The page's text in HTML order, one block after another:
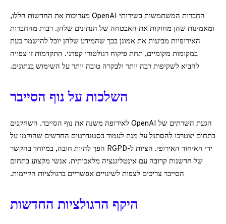
החברות המשתמשות בשירותי OpenAI מעריכות את החדשות הללו,
ומאמינות שהן מחזקות את האבטחה של הנתונים שלהן. רבות מהחברות
האירופיות מביעות את אמונן בכך שהמידע שלהן יוכל להישמר כעת
במקומות מקומיים, תחת פיקוח רגולטורי קפדני. התקדמות זו צפויה
להביא לשקיפות רבה יותר ולבקרה טובה יותר על השימוש בנתונים.
השלכות על נוף הסייבר
הגעת השרתים של OpenAI לאירופה משנה את נוף הסייבר. השחקנים
בתחום יצטרכו להסתגל על מנת לעמוד בסטנדרטים החדשים שהוקמו על
ידי האיחוד האירופי. הציות ל-RGPD הפך להיות חובה, במיוחד בהקשר
של חדשנות קרובה עם אינטליגנציה מלאכותית. אנשי מקצוע בתחום
הסייבר צריכים לצפות לשינויים אפשריים ברגולציות הקיימות.
היקף הרגולציות החדשות